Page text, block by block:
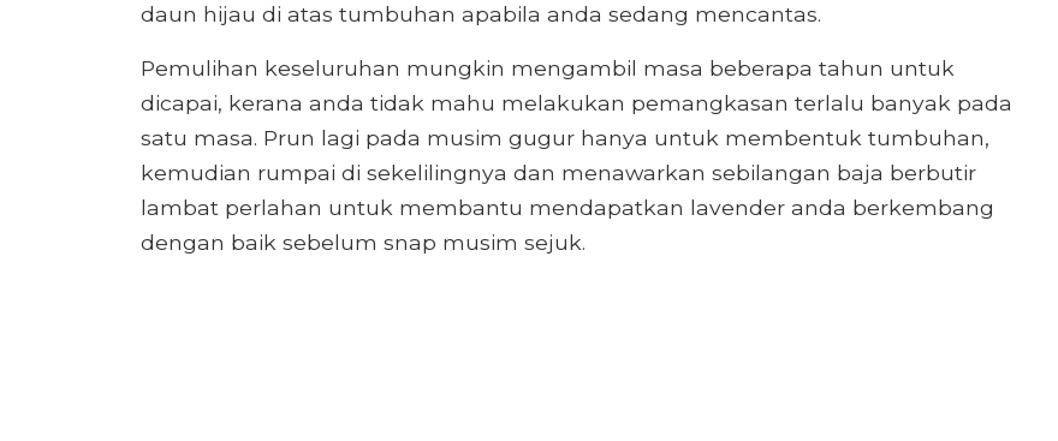
daun hijau di atas tumbuhan apabila anda sedang mencantas.
Pemulihan keseluruhan mungkin mengambil masa beberapa tahun untuk
dicapai, kerana anda tidak mahu melakukan pemangkasan terlalu banyak pada
satu masa. Prun lagi pada musim gugur hanya untuk membentuk tumbuhan,
kemudian rumpai di sekelilingnya dan menawarkan sebilangan baja berbutir
lambat perlahan untuk membantu mendapatkan lavender anda berkembang
dengan baik sebelum snap musim sejuk.